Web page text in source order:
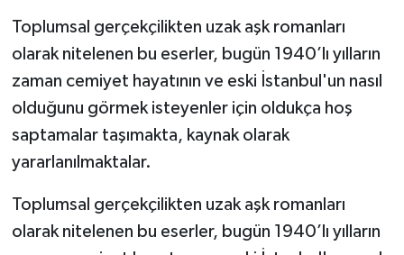
Toplumsal gerçekçilikten uzak aşk romanları
olarak nitelenen bu eserler, bugün 1940’lı yılların
zaman cemiyet hayatının ve eski İstanbul'un nasıl
olduğunu görmek isteyenler için oldukça hoş
saptamalar taşımakta, kaynak olarak
yararlanılmaktalar.
Toplumsal gerçekçilikten uzak aşk romanları
olarak nitelenen bu eserler, bugün 1940’lı yılların